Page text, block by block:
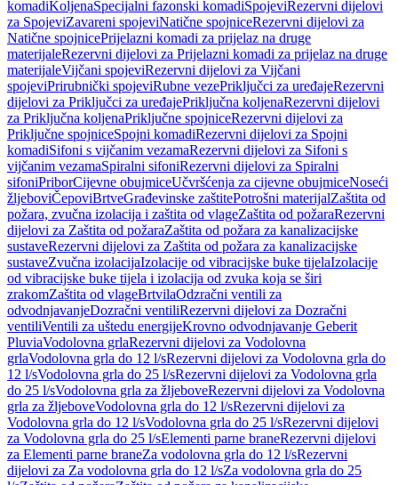
komadiKoljenaSpecijalni fazonski komadiSpojeviRezervni dijelovi
za SpojeviZavareni spojeviNatične spojniceRezervni dijelovi za
Natične spojnicePrijelazni komadi za prijelaz na druge
materijaleRezervni dijelovi za Prijelazni komadi za prijelaz na druge
materijaleVijčani spojeviRezervni dijelovi za Vijčani
spojeviPrirubnički spojeviRubne vezePriključci za uređajeRezervni
dijelovi za Priključci za uređajePriključna koljenaRezervni dijelovi
za Priključna koljenaPriključne spojniceRezervni dijelovi za
Priključne spojniceSpojni komadiRezervni dijelovi za Spojni
komadiSifoni s vijčanim vezamaRezervni dijelovi za Sifoni s
vijčanim vezamaSpiralni sifoniRezervni dijelovi za Spiralni
sifoniPriborCijevne obujmiceUčvršćenja za cijevne obujmiceNoseći
žljeboviČepoviBrtveGrađevinske zaštitePotrošni materijalZaštita od
požara, zvučna izolacija i zaštita od vlageZaštita od požaraRezervni
dijelovi za Zaštita od požaraZaštita od požara za kanalizacijske
sustaveRezervni dijelovi za Zaštita od požara za kanalizacijske
sustaveZvučna izolacijaIzolacije od vibracijske buke tijelaIzolacije
od vibracijske buke tijela i izolacija od zvuka koja se širi
zrakomZaštita od vlageBrtvilaOdzračni ventili za
odvodnjavanjeDozračni ventiliRezervni dijelovi za Dozračni
ventiliVentili za uštedu energijeKrovno odvodnjavanje Geberit
PluviaVodolovna grlaRezervni dijelovi za Vodolovna
grlaVodolovna grla do 12 l/sRezervni dijelovi za Vodolovna grla do
12 l/sVodolovna grla do 25 l/sRezervni dijelovi za Vodolovna grla
do 25 l/sVodolovna grla za žljeboveRezervni dijelovi za Vodolovna
grla za žljeboveVodolovna grla do 12 l/sRezervni dijelovi za
Vodolovna grla do 12 l/sVodolovna grla do 25 l/sRezervni dijelovi
za Vodolovna grla do 25 l/sElementi parne braneRezervni dijelovi
za Elementi parne braneZa vodolovna grla do 12 l/sRezervni
dijelovi za Za vodolovna grla do 12 l/sZa vodolovna grla do 25